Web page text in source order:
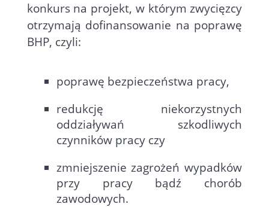
konkurs na projekt, w którym zwycięzcy
otrzymają dofinansowanie na poprawę
BHP, czyli:
poprawę bezpieczeństwa pracy,
redukcję niekorzystnych
oddziaływań szkodliwych
czynników pracy czy
zmniejszenie zagrożeń wypadków
przy pracy bądź chorób
zawodowych.